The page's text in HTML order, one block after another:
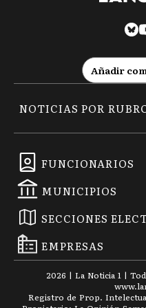
Añadir
FUNCIONARIOS
MUNICIPIOS
SECCIONES
EMPRESAS
NOTICIAS POR
2026 | La Noticia 1 |
www.
Registro de Prop.